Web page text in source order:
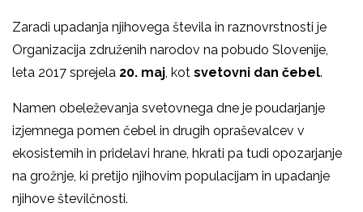
Zaradi upadanja njihovega števila in raznovrstnosti je
Organizacija združenih narodov na pobudo Slovenije,
leta 2017 sprejela 20. maj, kot svetovni dan čebel.
Namen obeleževanja svetovnega dne je poudarjanje
izjemnega pomen čebel in drugih opraševalcev v
ekosistemih in pridelavi hrane, hkrati pa tudi opozarjanje
na grožnje, ki pretijo njihovim populacijam in upadanje
njihove številčnosti.